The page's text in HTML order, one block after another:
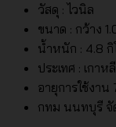
วัสดุ : ไวนิล
ขนาด : กว้าง
น้ำหนัก : 4.8 กิ
ประเทศ : เกาหลี
อายุการใช้งาน
กทม นนทบุรี จั